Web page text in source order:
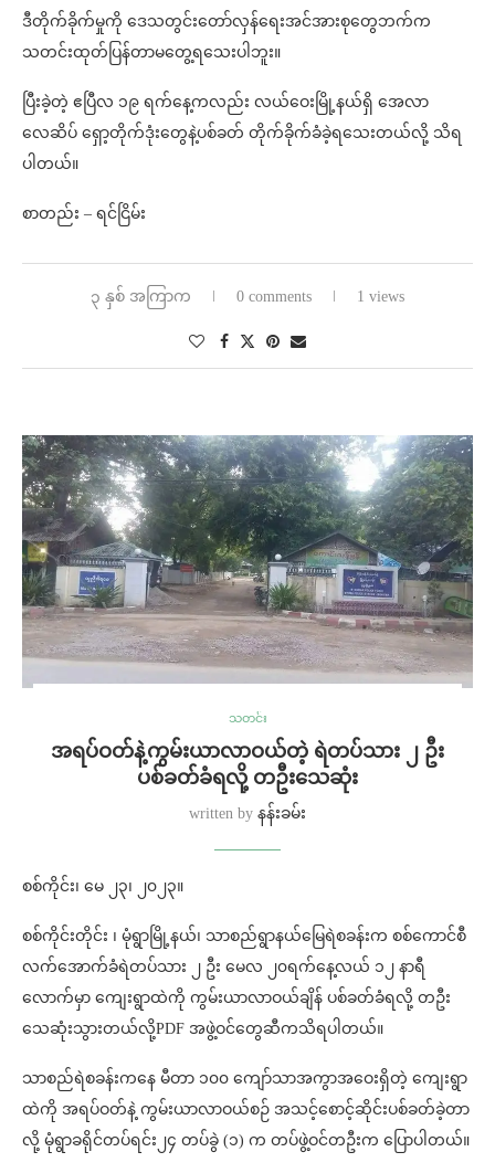
ဒီတိုက်ခိုက်မှုကို ဒေသတွင်းတော်လှန်ရေးအင်အားစုတွေဘက်က
သတင်းထုတ်ပြန်တာမတွေ့ရသေးပါဘူး။
ပြီးခဲ့တဲ့ ဧပြီလ ၁၉ ရက်နေ့ကလည်း လယ်ဝေးမြို့နယ်ရှိ အေလာ
လေဆိပ် ရှော့တိုက်ဒုံးတွေနဲ့ပစ်ခတ် တိုက်ခိုက်ခံခဲ့ရသေးတယ်လို့ သိရ
ပါတယ်။
စာတည်း – ရင်ငြိမ်း
၃ နှစ် အကြာက 0 comments 1 views
သတင်း
အရပ်ဝတ်နဲ့ကွမ်းယာလာဝယ်တဲ့ ရဲတပ်သား ၂ ဦး
ပစ်ခတ်ခံရလို့ တဦးသေဆုံး
written by နန်းခမ်း
စစ်ကိုင်း၊ မေ ၂၃၊ ၂၀၂၃။
စစ်ကိုင်းတိုင်း ၊ မုံရွာမြို့နယ်၊ သာစည်ရွာနယ်မြေရဲစခန်းက စစ်ကောင်စီ
လက်အောက်ခံရဲတပ်သား ၂ ဦး မေလ ၂၀ရက်နေ့လယ် ၁၂ နာရီ
လောက်မှာ ကျေးရွာထဲကို ကွမ်းယာလာဝယ်ချိန် ပစ်ခတ်ခံရလို့ တဦး
သေဆုံးသွားတယ်လို့PDF အဖွဲ့ဝင်တွေဆီကသိရပါတယ်။
သာစည်ရဲစခန်းကနေ မီတာ ၁၀၀ ကျော်သာအကွာအဝေးရှိတဲ့ ကျေးရွာ
ထဲကို အရပ်ဝတ်နဲ့ ကွမ်းယာလာဝယ်စဉ် အသင့်စောင့်ဆိုင်းပစ်ခတ်ခဲ့တာ
လို့ မုံရွာခရိုင်တပ်ရင်း၂၄ တပ်ခွဲ (၁) က တပ်ဖွဲ့ဝင်တဦးက ပြောပါတယ်။